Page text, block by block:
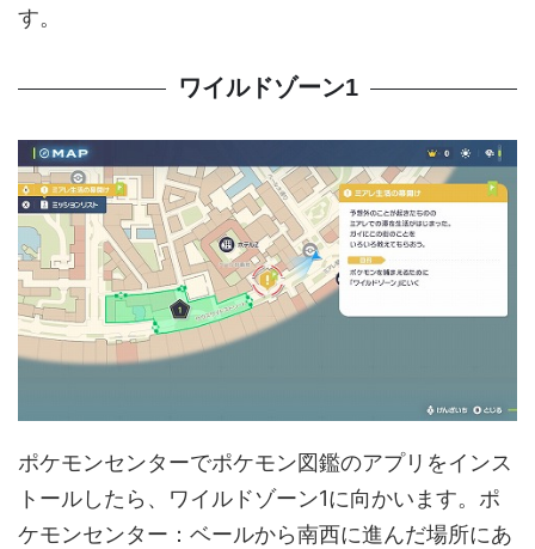
す。
ワイルドゾーン1
ポケモンセンターでポケモン図鑑のアプリをインス
トールしたら、ワイルドゾーン1に向かいます。ポ
ケモンセンター：ベールから南西に進んだ場所にあ